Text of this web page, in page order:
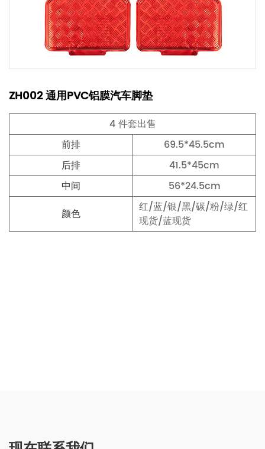
ZH002 通用PVC铝膜汽车脚垫
4 件套出售
前排
69.5*45.5cm
后排
41.5*45cm
中间
56*24.5cm
颜色
红/蓝/银/黑/碳/粉/绿/红
现货/蓝现货